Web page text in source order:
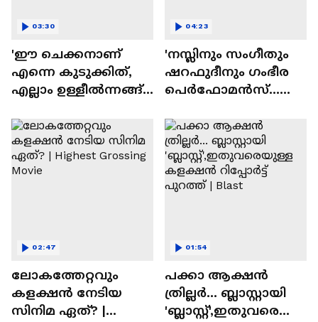
'ഈ ചെക്കനാണ്
എന്നെ കുടുക്കിത്,
എല്ലാം ഉള്ളീൽന്നങ്ങ്
സിനിമയിലെ
'അമ്മമ്മ' ഡോളി
ജൂൺ | Balan
03:30
'നസ്ലിനും സംഗീതും
ഷറഫുദീനും ഗംഭീര
പെർഫോമൻസ്...
ടൈംസ്' | Mollywood
Times
04:23
ലോകത്തേറ്റവും
കളക്ഷൻ നേടിയ
സിനിമ ഏത്? |
02:47
പക്കാ ആക്ഷൻ
ത്രില്ലർ... ബ്ലാസ്റ്റായി
'ബ്ലാസ്റ്റ്',ഇതുവരെയു
01:54